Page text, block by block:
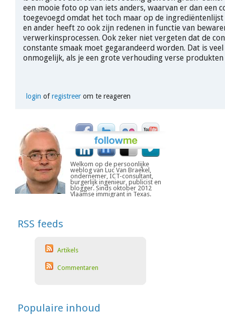
een mooie foto op van iets anders, waarvan er dan een
toegevoegd omdat het toch maar op de ingrediëntenlijst
en ander heeft zo ook zijn redenen in functie van
verwerkinsprocessen. Ook zeker niet vergeten dat de
constante smaak moet gegarandeerd worden. Dat is
onmogelijk, als je een grote verhouding verse
login ofregistreerom te reageren
Welkom op de persoonlijke
weblog van Luc Van Braekel,
ondernemer, ICT-consultant,
burgerlijk ingenieur, publicist en
blogger. Sinds oktober 2012
Vlaamse immigrant in Texas.
RSS feeds
Artikels
Commentaren
Populaire inhoud